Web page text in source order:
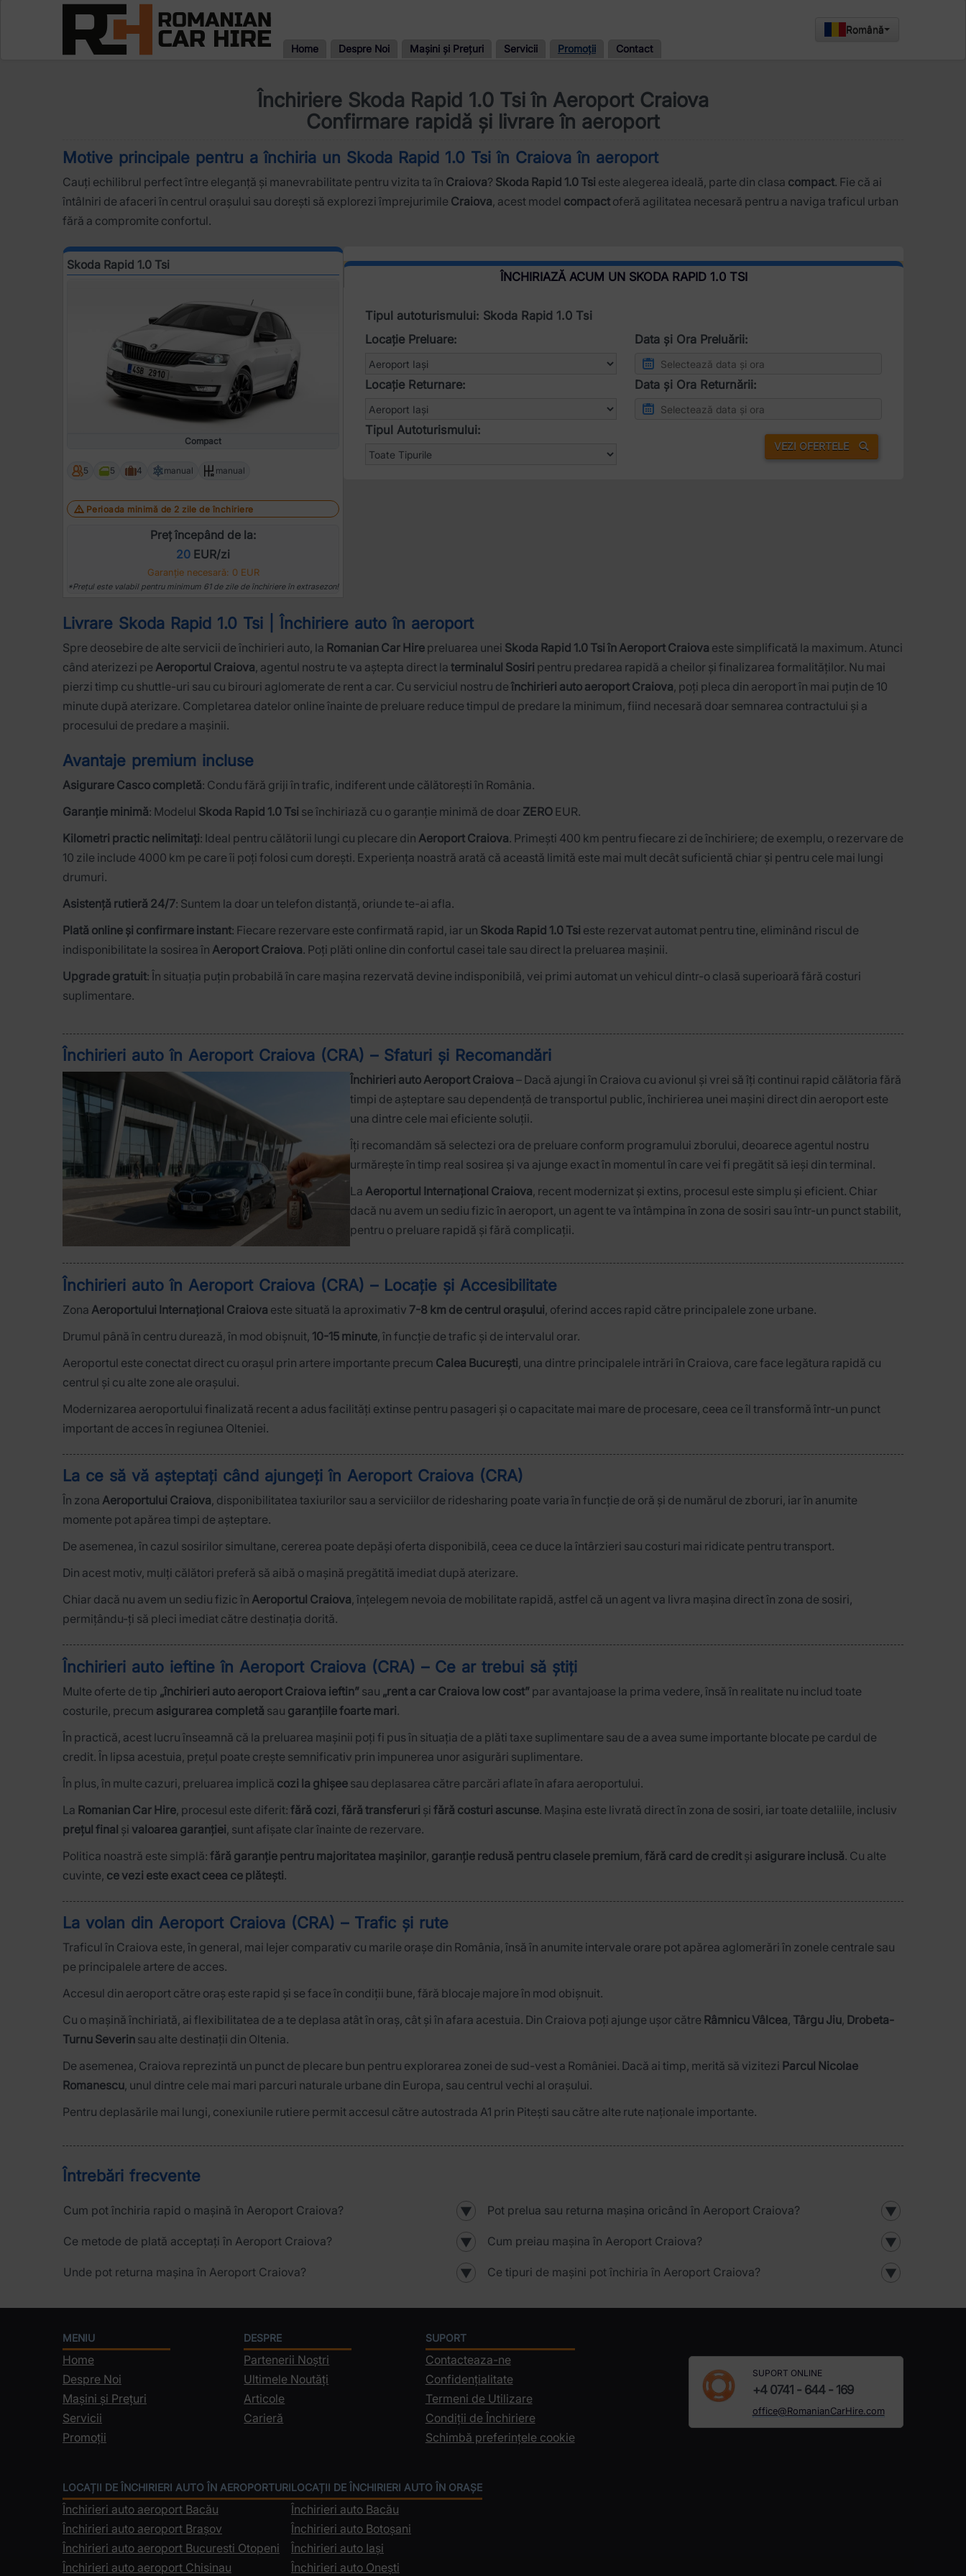
Home Despre Noi Mașini și Prețuri Servicii Promoții Contact
Română
Închiriere Skoda Rapid 1.0 Tsi în Aeroport Craiova
Confirmare rapidă și livrare în aeroport
Motive principale pentru a închiria un Skoda Rapid 1.0 Tsi în Craiova în aeroport
Cauți echilibrul perfect între eleganță și manevrabilitate pentru vizita ta în Craiova? Skoda Rapid 1.0 Tsi este alegerea ideală, parte din clasa compact. Fie că ai
întâlniri de afaceri în centrul orașului sau dorești să explorezi împrejurimile Craiova, acest model compact oferă agilitatea necesară pentru a naviga traficul urban
fără a compromite confortul.
Skoda Rapid 1.0 Tsi
Compact
5 5 4 manual manual
Perioada minimă de 2 zile de închiriere
Preț începând de la:
20 EUR/zi
Garanție necesară: 0 EUR
*Prețul este valabil pentru minimum 61 de zile de închiriere în extrasezon!
ÎNCHIRIAZĂ ACUM UN SKODA RAPID 1.0 TSI
Tipul autoturismului: Skoda Rapid 1.0 Tsi
Locație Preluare:
Data și Ora Preluării:
Locație Returnare: Data și Ora Returnării:
Tipul Autoturismului:
VEZI OFERTELE
Livrare Skoda Rapid 1.0 Tsi | Închiriere auto în aeroport
Spre deosebire de alte servicii de închirieri auto, la Romanian Car Hire preluarea unei Skoda Rapid 1.0 Tsi în Aeroport Craiova este simplificată la maximum. Atunci
când aterizezi pe Aeroportul Craiova, agentul nostru te va aștepta direct la terminalul Sosiri pentru predarea rapidă a cheilor și finalizarea formalităților. Nu mai
pierzi timp cu shuttle-uri sau cu birouri aglomerate de rent a car. Cu serviciul nostru de închirieri auto aeroport Craiova, poți pleca din aeroport în mai puțin de 10
minute după aterizare. Completarea datelor online înainte de preluare reduce timpul de predare la minimum, fiind necesară doar semnarea contractului și a
procesului de predare a mașinii.
Avantaje premium incluse
Asigurare Casco completă: Condu fără griji în trafic, indiferent unde călătorești în România.
Garanție minimă: Modelul Skoda Rapid 1.0 Tsi se închiriază cu o garanție minimă de doar ZERO EUR.
Kilometri practic nelimitați: Ideal pentru călătorii lungi cu plecare din Aeroport Craiova. Primești 400 km pentru fiecare zi de închiriere; de exemplu, o rezervare de
10 zile include 4000 km pe care îi poți folosi cum dorești. Experiența noastră arată că această limită este mai mult decât suficientă chiar și pentru cele mai lungi
drumuri.
Asistență rutieră 24/7: Suntem la doar un telefon distanță, oriunde te-ai afla.
Plată online și confirmare instant: Fiecare rezervare este confirmată rapid, iar un Skoda Rapid 1.0 Tsi este rezervat automat pentru tine, eliminând riscul de
indisponibilitate la sosirea în Aeroport Craiova. Poți plăti online din confortul casei tale sau direct la preluarea mașinii.
Upgrade gratuit: În situația puțin probabilă în care mașina rezervată devine indisponibilă, vei primi automat un vehicul dintr-o clasă superioară fără costuri
suplimentare.
Închirieri auto în Aeroport Craiova (CRA) – Sfaturi și Recomandări
Închirieri auto Aeroport Craiova – Dacă ajungi în Craiova cu avionul și vrei să îți continui rapid călătoria fără
timpi de așteptare sau dependență de transportul public, închirierea unei mașini direct din aeroport este
una dintre cele mai eficiente soluții.
Îți recomandăm să selectezi ora de preluare conform programului zborului, deoarece agentul nostru
urmărește în timp real sosirea și va ajunge exact în momentul în care vei fi pregătit să ieși din terminal.
La Aeroportul Internațional Craiova, recent modernizat și extins, procesul este simplu și eficient. Chiar
dacă nu avem un sediu fizic în aeroport, un agent te va întâmpina în zona de sosiri sau într-un punct stabilit,
pentru o preluare rapidă și fără complicații.
Închirieri auto în Aeroport Craiova (CRA) – Locație și Accesibilitate
Zona Aeroportului Internațional Craiova este situată la aproximativ 7-8 km de centrul orașului, oferind acces rapid către principalele zone urbane.
Drumul până în centru durează, în mod obișnuit, 10-15 minute, în funcție de trafic și de intervalul orar.
Aeroportul este conectat direct cu orașul prin artere importante precum Calea București, una dintre principalele intrări în Craiova, care face legătura rapidă cu
centrul și cu alte zone ale orașului.
Modernizarea aeroportului finalizată recent a adus facilități extinse pentru pasageri și o capacitate mai mare de procesare, ceea ce îl transformă într-un punct
important de acces în regiunea Olteniei.
La ce să vă așteptați când ajungeți în Aeroport Craiova (CRA)
În zona Aeroportului Craiova, disponibilitatea taxiurilor sau a serviciilor de ridesharing poate varia în funcție de oră și de numărul de zboruri, iar în anumite
momente pot apărea timpi de așteptare.
De asemenea, în cazul sosirilor simultane, cererea poate depăși oferta disponibilă, ceea ce duce la întârzieri sau costuri mai ridicate pentru transport.
Din acest motiv, mulți călători preferă să aibă o mașină pregătită imediat după aterizare.
Chiar dacă nu avem un sediu fizic în Aeroportul Craiova, înțelegem nevoia de mobilitate rapidă, astfel că un agent va livra mașina direct în zona de sosiri,
permițându-ți să pleci imediat către destinația dorită.
Închirieri auto ieftine în Aeroport Craiova (CRA) – Ce ar trebui să știți
Multe oferte de tip „închirieri auto aeroport Craiova ieftin” sau „rent a car Craiova low cost” par avantajoase la prima vedere, însă în realitate nu includ toate
costurile, precum asigurarea completă sau garanțiile foarte mari.
În practică, acest lucru înseamnă că la preluarea mașinii poți fi pus în situația de a plăti taxe suplimentare sau de a avea sume importante blocate pe cardul de
credit. În lipsa acestuia, prețul poate crește semnificativ prin impunerea unor asigurări suplimentare.
În plus, în multe cazuri, preluarea implică cozi la ghișee sau deplasarea către parcări aflate în afara aeroportului.
La Romanian Car Hire, procesul este diferit: fără cozi, fără transferuri și fără costuri ascunse. Mașina este livrată direct în zona de sosiri, iar toate detaliile, inclusiv
prețul final și valoarea garanției, sunt afișate clar înainte de rezervare.
Politica noastră este simplă: fără garanție pentru majoritatea mașinilor, garanție redusă pentru clasele premium, fără card de credit și asigurare inclusă. Cu alte
cuvinte, ce vezi este exact ceea ce plătești.
La volan din Aeroport Craiova (CRA) – Trafic și rute
Traficul în Craiova este, în general, mai lejer comparativ cu marile orașe din România, însă în anumite intervale orare pot apărea aglomerări în zonele centrale sau
pe principalele artere de acces.
Accesul din aeroport către oraș este rapid și se face în condiții bune, fără blocaje majore în mod obișnuit.
Cu o mașină închiriată, ai flexibilitatea de a te deplasa atât în oraș, cât și în afara acestuia. Din Craiova poți ajunge ușor către Râmnicu Vâlcea, Târgu Jiu, Drobeta-
Turnu Severin sau alte destinații din Oltenia.
De asemenea, Craiova reprezintă un punct de plecare bun pentru explorarea zonei de sud-vest a României. Dacă ai timp, merită să vizitezi Parcul Nicolae
Romanescu, unul dintre cele mai mari parcuri naturale urbane din Europa, sau centrul vechi al orașului.
Pentru deplasările mai lungi, conexiunile rutiere permit accesul către autostrada A1 prin Pitești sau către alte rute naționale importante.
Întrebări frecvente
Cum pot închiria rapid o mașină în Aeroport Craiova? ▼ Pot prelua sau returna mașina oricând în Aeroport Craiova? ▼
Ce metode de plată acceptați în Aeroport Craiova? ▼ Cum preiau mașina în Aeroport Craiova? ▼
Unde pot returna mașina în Aeroport Craiova? ▼ Ce tipuri de mașini pot închiria în Aeroport Craiova? ▼
MENIU
Home
Despre Noi
Mașini și Prețuri
Servicii
Promoții
DESPRE
Partenerii Noștri
Ultimele Noutăți
Articole
Carieră
SUPORT
Contacteaza-ne
Confidențialitate
Termeni de Utilizare
Condiții de Închiriere
Schimbă preferințele cookie
SUPORT ONLINE
+4 0741 - 644 - 169
office@RomanianCarHire.com
LOCAȚII DE ÎNCHIRIERI AUTO ÎN AEROPORTURI
Închirieri auto aeroport Bacău
Închirieri auto aeroport Brașov
Închirieri auto aeroport Bucuresti Otopeni
Închirieri auto aeroport Chisinau
LOCAȚII DE ÎNCHIRIERI AUTO ÎN ORAȘE
Închirieri auto Bacău
Închirieri auto Botoșani
Închirieri auto Iași
Închirieri auto Onești